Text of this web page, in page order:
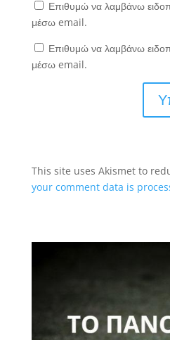
Επιθυμώ να λαμβάνω
μέσω email.
Επιθυμώ να λαμβάνω
μέσω email.
This site uses Akismet to
your comment data is